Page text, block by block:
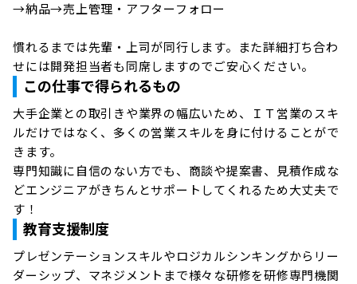
→納品→売上管理・アフターフォロー
慣れるまでは先輩・上司が同行します。また詳細打ち合わ
せには開発担当者も同席しますのでご安心ください。
この仕事で得られるもの
大手企業との取引きや業界の幅広いため、ＩＴ営業のスキ
ルだけではなく、多くの営業スキルを身に付けることがで
きます。
専門知識に自信のない方でも、商談や提案書、見積作成な
どエンジニアがきちんとサポートしてくれるため大丈夫で
す！
教育支援制度
プレゼンテーションスキルやロジカルシンキングからリー
ダーシップ、マネジメントまで様々な研修を研修専門機関